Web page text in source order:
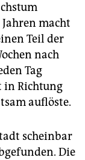
macht
Teil der
nach
Tag
in Richtung
auflöste.
scheinbar
Die